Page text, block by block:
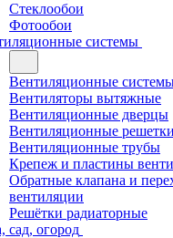
Стеклообои
Фотообои
системы
Вентиляционные
Вентиляторы вытяжные
Вентиляционные дверцы
Вентиляционные решетки
Вентиляционные трубы
Крепеж и пластины
Обратные клапана и
вентиляции
Решётки радиаторные
сад, огород